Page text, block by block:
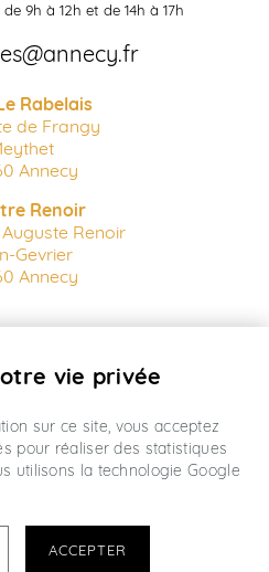
9h à 12h et de 14h à 17h
Rabelais
de Frangy
Annecy
Renoir
Auguste Renoir
Gevrier
Annecy
de vente
wanaka
vie privée
sur ce site, vous acceptez
pour réaliser des statistiques
utilisons la technologie Google
ACCEPTER